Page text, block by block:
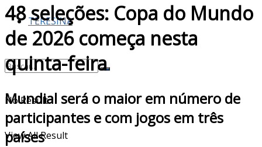
TERESINA
No Result
View All Result
48 seleções: Copa do Mundo
de 2026 começa nesta
quinta-feira
Mundial será o maior em número de
participantes e com jogos em três
países